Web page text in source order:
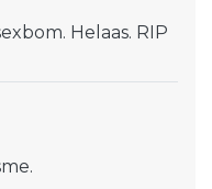
Helaas. RIP